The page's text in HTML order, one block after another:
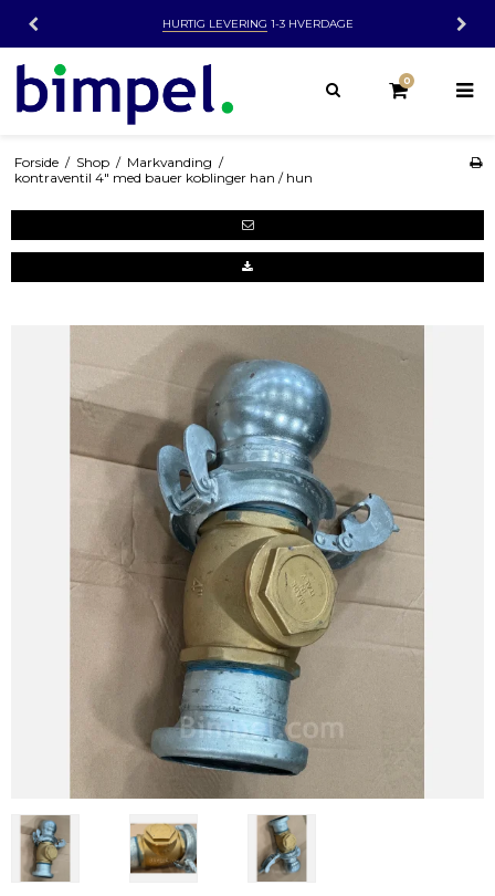
HURTIG LEVERING 1-3 HVERDAGE
0
Forside / Shop / Markvanding /
kontraventil 4" med bauer koblinger han / hun